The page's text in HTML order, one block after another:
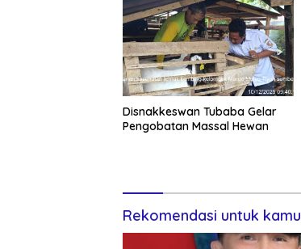
Disnakkeswan Tubaba Gelar
Pengobatan Massal Hewan
Rekomendasi untuk kamu